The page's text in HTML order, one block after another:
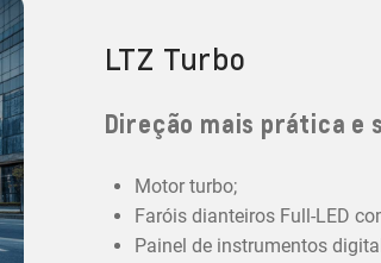
LTZ Turbo
Direção mais prática e
Motor turbo;
Faróis dianteiros Full-LED
Painel de instrumentos